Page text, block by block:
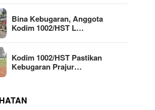
Bina Kebugaran, Anggota
Kodim 1002/HST L…
Kodim 1002/HST Pastikan
Kebugaran Prajur…